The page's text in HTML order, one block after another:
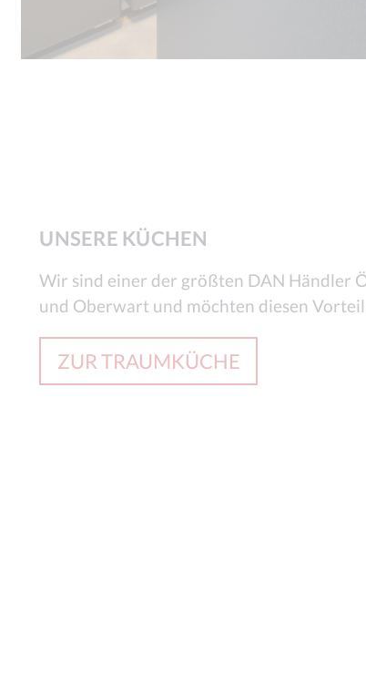
UNSERE KÜCHEN
Wir sind einer der größten DAN Händler
und Oberwart und möchten diesen
ZUR TRAUMKÜCHE